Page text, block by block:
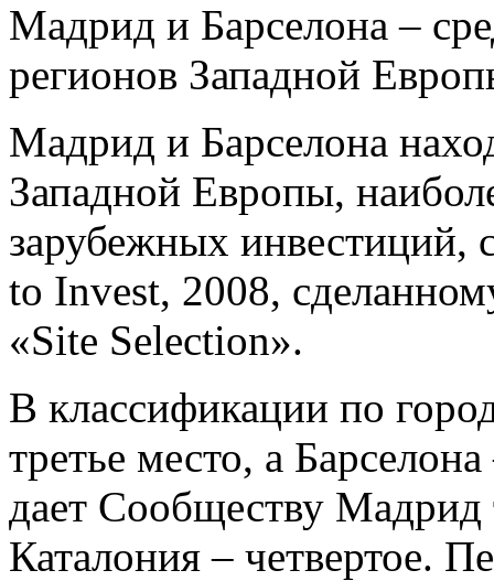
Мадрид и Барселона –
регионов Западной
Мадрид и Барселона
Западной Европы,
зарубежных инвестиций,
to Invest, 2008,
«Site Selection».
В классификации по
третье место, а
дает Сообществу Мадрид
Каталония – четвертое.